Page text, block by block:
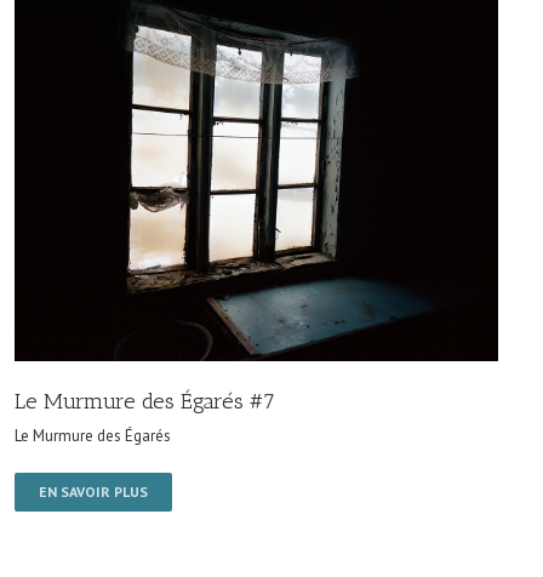
Le Murmure des Égarés #7
Le Murmure des Égarés
EN SAVOIR PLUS